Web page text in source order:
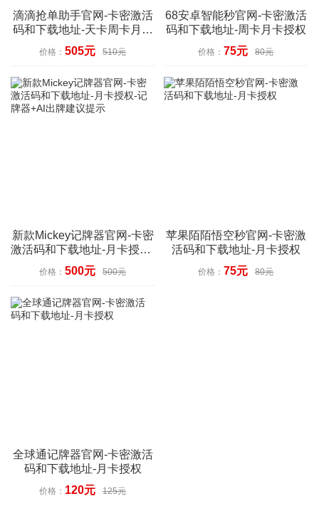
滴滴抢单助手官网-卡密激活
码和下载地址-天卡周卡月卡
授权-不退换
价格：505元 510元
68安卓智能秒官网-卡密激活
码和下载地址-周卡月卡授权
价格： 75元 80元
新款Mickey记牌器官网-卡密
激活码和下载地址-月卡授权-
记牌器+AI出牌建议提示
价格：500元 500元
苹果陌陌悟空秒官网-卡密激
活码和下载地址-月卡授权
价格： 75元 80元
全球通记牌器官网-卡密激活
码和下载地址-月卡授权
价格： 120元 125元